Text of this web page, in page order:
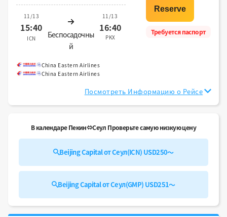
11/13
15:40
ICN
Беспосадочны
й
11/13
16:40
PKX
Требуется паспорт
China Eastern Airlines
China Eastern Airlines
Посмотреть Информацию о Рейсе
В календаре Пекин⇔Сеул Проверьте самую низкую цену
Beijing Capital от Сеул(ICN) USD250～
Beijing Capital от Сеул(GMP) USD251～